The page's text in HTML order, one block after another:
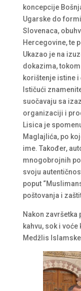
koncepcije
Ugarske do
Slovenaca,
Hercegovine, te
Ukazao je na
dokazima,
korištenje istine
Ističući
suočavaju sa
organizaciji i
Lisica je
Maglajlića, po
ime. Također,
mnogobrojnih
svoju
poput
poštovanja i
Nakon
kahvu, sok i
Medžlis